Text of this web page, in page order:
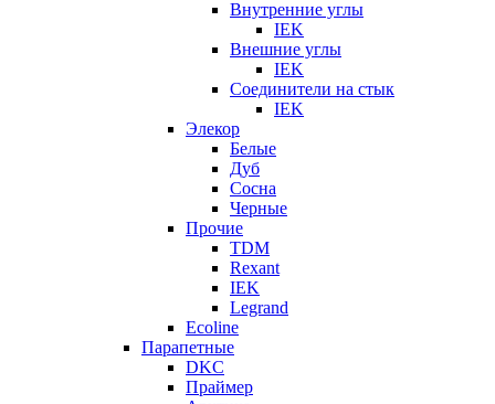
Внутренние углы
IEK
Внешние углы
IEK
Соединители на стык
IEK
Элекор
Белые
Дуб
Сосна
Черные
Прочие
TDM
Rexant
IEK
Legrand
Ecoline
Парапетные
DKC
Праймер